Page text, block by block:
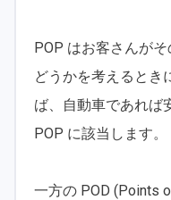
POP はお客さんが
どうかを考えるとき
ば、自動車であれば
POP に該当します。
一方の POD (Points